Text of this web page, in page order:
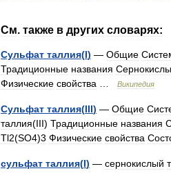
См. также в других словарях:
Сульфат таллия(I) — Общие
Традиционные названия
Физические свойства Википедия
Сульфат таллия(III) — Общие
таллия(III) Традиционные названия
Tl2(SO4)3 Физические свойства
сульфат таллия(I) — сернокислый